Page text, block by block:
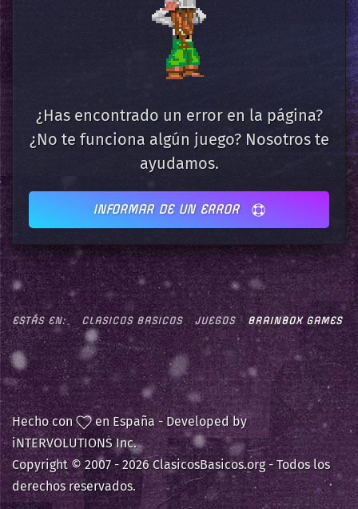
¿Has encontrado un error en la página?
¿No te funciona algún juego? Nosotros te
ayudamos.
INFORMAR DE UN ERROR
ESTÁS EN: CLASICOS BASICOS JUEGOS BRAINBOX GAMES
Hecho con
en España - Developed by
iNTERVOLUTIONS Inc.
Copyright © 2007 -2026 ClasicosBasicos.org - Todos los
derechos reservados.